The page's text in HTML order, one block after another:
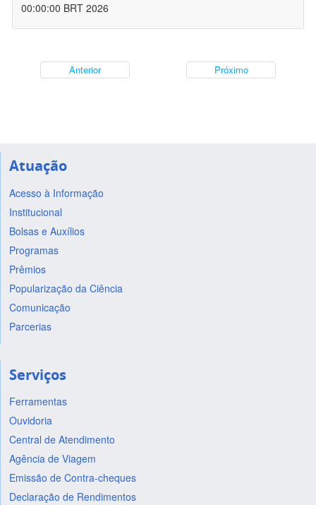
00:00:00 BRT 2026
Anterior Próximo
Atuação
Acesso à Informação
Institucional
Bolsas e Auxílios
Programas
Prêmios
Popularização da Ciência
Comunicação
Parcerias
Serviços
Ferramentas
Ouvidoria
Central de Atendimento
Agência de Viagem
Emissão de Contra-cheques
Declaração de Rendimentos